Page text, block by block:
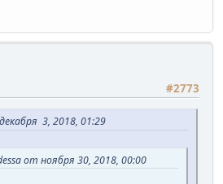
#2773
3, 2018, 01:29
от ноября 30, 2018, 00:00